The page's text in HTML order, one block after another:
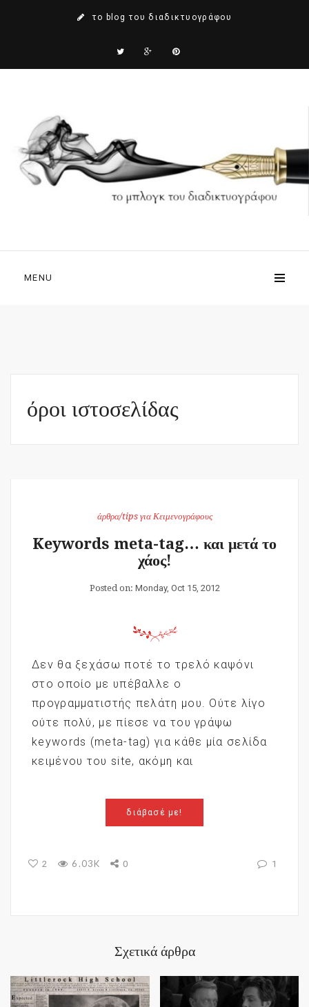
το blog του διαδικτυογράφου
MENU
όροι ιστοσελίδας
άρθρα/tips για Κειμενογράφους
Keywords meta-tag… και μετά το
χάος!
Posted on: Monday, Oct 15, 2012
Δεν θα ξεχάσω ποτέ το τρελό καψόνι
στο οποίο με υπέβαλλε ο
προγραμματιστής πελάτη μου. Ούτε λίγο
ούτε πολύ, με πίεσε να του γράψω
keywords (meta-tag) για κάθε μία σελίδα
κειμένου του site, ακόμη και
διάβασέ με!
2 6.03K 0 1
Σχετικά άρθρα